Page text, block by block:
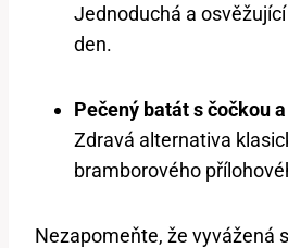
Jednoduchá a
den.
Pečený batát s čočkou
Zdravá alternativa
bramborového
Nezapomeňte, že vyvážená